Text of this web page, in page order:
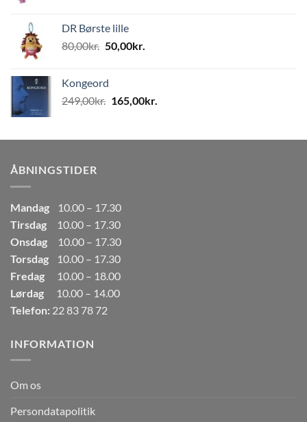
var:
80,00kr..50,00kr..
DR Børste lille
80,00kr. Den
var:
80,00kr..
50,00kr.
50,00kr..
Kongeord
249,00kr. Den
var:
165,00kr.
er:
ÅBNINGSTIDER
Mandag
10.00 – 17.30
Tirsdag
10.00 – 17.30
Onsdag
10.00 – 17.30
Torsdag
10.00 – 17.30
Fredag
10.00 – 18.00
Lørdag
10.00 – 14.00
Telefon: 22 83 78 72
INFORMATION
Om os
Persondatapolitik